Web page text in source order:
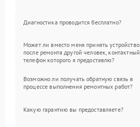
Диагностика проводится бесплатно?
Может ли вместо меня принять устройство
после ремонта другой человек, контактный
телефон которого я предоставлю?
Возможно ли получать обратную связь в
процессе выполнения ремонтных работ?
Какую гарантию вы предоставляете?